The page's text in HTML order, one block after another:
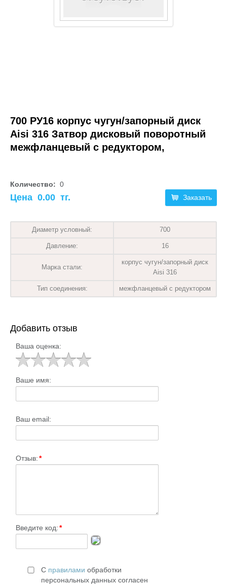
700 РУ16 корпус чугун/запорный диск
Aisi 316 Затвор дисковый поворотный
межфланцевый с редуктором,
Количество: 0
Заказать
Цена 0.00 тг.
Диаметр условный: 700
Давление: 16
Марка стали:
корпус чугун/запорный диск
Aisi 316
Тип соединения: межфланцевый с редуктором
Добавить отзыв
Ваша оценка:
Ваше имя:
Ваш email:
Отзыв:*
Введите код:*
С правилами обработки
персональных данных согласен